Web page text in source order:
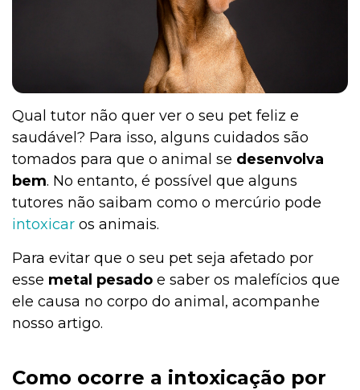
Saúde
Qual tutor não quer ver o seu pet feliz e
saudável? Para isso, alguns cuidados são
tomados para que o animal se desenvolva
bem. No entanto, é possível que alguns
tutores não saibam como o mercúrio pode
intoxicar os animais.
Para evitar que o seu pet seja afetado por
esse metal pesado e saber os malefícios que
ele causa no corpo do animal, acompanhe
nosso artigo.
Como ocorre a intoxicação por